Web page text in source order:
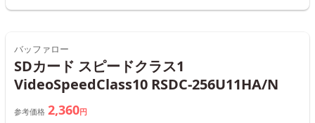
バッファロー
SDカード スピードクラス1
VideoSpeedClass10 RSDC-256U11HA/N
参考価格 2,360円